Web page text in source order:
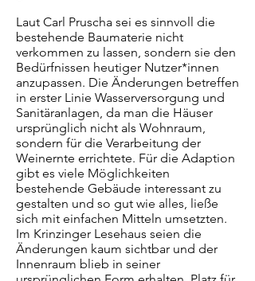
Laut Carl Pruscha sei es sinnvoll die
bestehende Baumaterie nicht
verkommen zu lassen, sondern sie den
Bedürfnissen heutiger Nutzer*innen
anzupassen. Die Änderungen betreffen
in erster Linie Wasserversorgung und
Sanitäranlagen, da man die Häuser
ursprünglich nicht als Wohnraum,
sondern für die Verarbeitung der
Weinernte errichtete. Für die Adaption
gibt es viele Möglichkeiten
bestehende Gebäude interessant zu
gestalten und so gut wie alles, ließe
sich mit einfachen Mitteln umsetzten.
Im Krinzinger Lesehaus seien die
Änderungen kaum sichtbar und der
Innenraum blieb in seiner